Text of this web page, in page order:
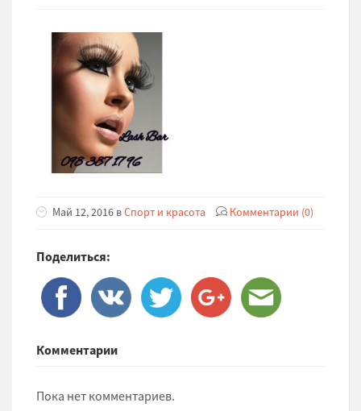
Май 12, 2016 вСпорт и красота Комментарии (0)
Поделиться:
Комментарии
Пока нет комментариев.